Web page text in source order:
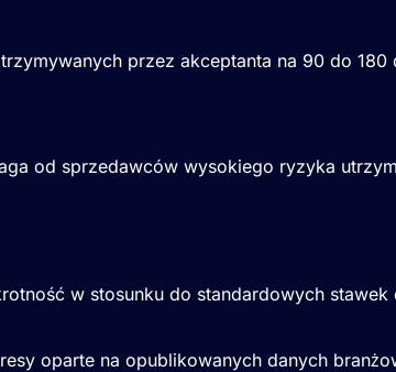
przez akceptanta na 90 do
od sprzedawców wysokiego ryzyka
w stosunku do standardowych
oparte na opublikowanych danych